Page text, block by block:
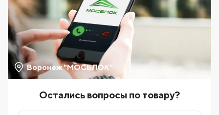
Воронеж "МОСБЛОК"
Остались вопросы по товару?